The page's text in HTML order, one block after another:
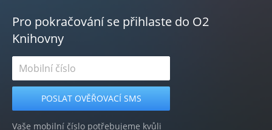
Pro pokračování se přihlaste do O2
Knihovny
Vaše mobilní číslo potřebujeme kvůli